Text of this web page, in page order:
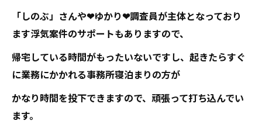
「しのぶ」さんや❤ゆかり❤調査員が主体となっており
ます浮気案件のサポートもありますので、
帰宅している時間がもったいないですし、起きたらすぐ
に業務にかかれる事務所寝泊まりの方が
かなり時間を投下できますので、頑張って打ち込んでい
ます。